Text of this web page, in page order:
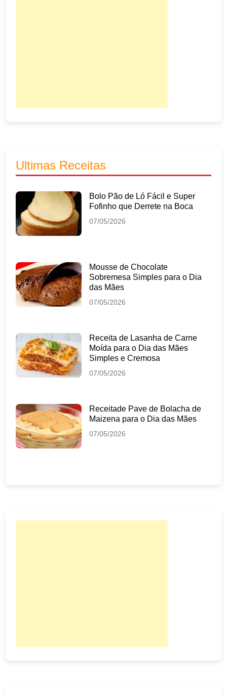
Ultimas Receitas
Bolo Pão de Ló Fácil e Super
Fofinho que Derrete na Boca
07/05/2026
Mousse de Chocolate
Sobremesa Simples para o Dia
das Mães
07/05/2026
Receita de Lasanha de Carne
Moída para o Dia das Mães
Simples e Cremosa
07/05/2026
Receitade Pave de Bolacha de
Maizena para o Dia das Mães
07/05/2026